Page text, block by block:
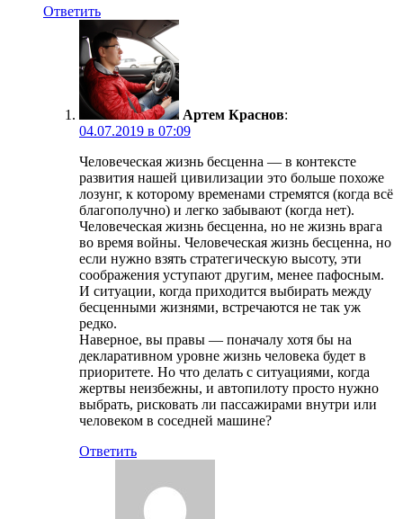
Ответить
Артем Краснов:
04.07.2019 в 07:09
Человеческая жизнь бесценна — в контексте
развития нашей цивилизации это больше похоже
лозунг, к которому временами стремятся (когда всё
благополучно) и легко забывают (когда нет).
Человеческая жизнь бесценна, но не жизнь врага
во время войны. Человеческая жизнь бесценна, но
если нужно взять стратегическую высоту, эти
соображения уступают другим, менее пафосным.
И ситуации, когда приходится выбирать между
бесценными жизнями, встречаются не так уж
редко.
Наверное, вы правы — поначалу хотя бы на
декларативном уровне жизнь человека будет в
приоритете. Но что делать с ситуациями, когда
жертвы неизбежны, и автопилоту просто нужно
выбрать, рисковать ли пассажирами внутри или
человеком в соседней машине?
Ответить